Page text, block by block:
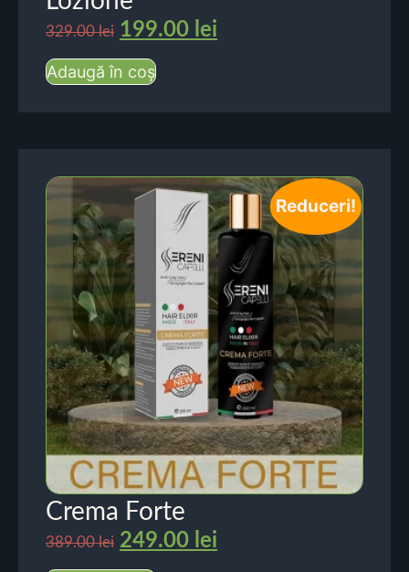
329.00lei 199.00 lei
Adaugă în coș
Reduceri!
Crema Forte
389.00lei 249.00 lei